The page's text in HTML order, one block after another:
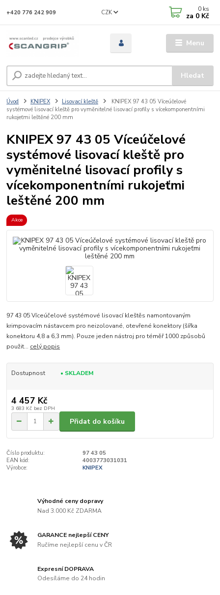
Menu
CZK
Hledat
+420 776 242 909 0 ks
za 0 Kč
Úvod KNIPEX Lisovací kleště
KNIPEX 97 43 05 Víceúčelové
systémové lisovací kleště pro vyměnitelné lisovací profily s vícekomponentními
rukojeťmi leštěné 200 mm
KNIPEX 97 43 05 Víceúčelové
systémové lisovací kleště pro
vyměnitelné lisovací profily s
vícekomponentními rukojeťmi
leštěné 200 mm
Akce
97 43 05 Víceúčelové systémové lisovací kleštěs namontovaným
krimpovacím nástavcem pro neizolované, otevřené konektory (šířka
konektoru 4,8 a 6,3 mm). Pouze jeden nástroj pro téměř 1000 způsobů
použit... celý popis
Dostupnost • SKLADEM
4 457 Kč
3 683 Kč bez DPH
Přidat do košíku
Číslo produktu:
97 43 05
EAN kód:
4003773031031
Výrobce:
KNIPEX
Výhodné ceny dopravy
Nad 3.000 Kč ZDARMA
GARANCE nejlepší CENY
Ručíme nejlepší cenu v ČR
Expresní DOPRAVA
Odesíláme do 24 hodin